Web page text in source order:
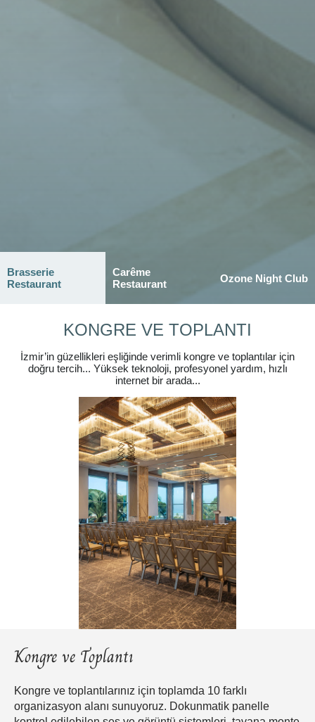
Brasserie
Restaurant
Carême
Restaurant
Ozone Night Club
KONGRE VE TOPLANTI
İzmir’in güzellikleri eşliğinde verimli kongre ve toplantılar için
doğru tercih... Yüksek teknoloji, profesyonel yardım, hızlı
internet bir arada...
Kongre ve Toplantı
Kongre ve toplantılarınız için toplamda 10 farklı
organizasyon alanı sunuyoruz. Dokunmatik panelle